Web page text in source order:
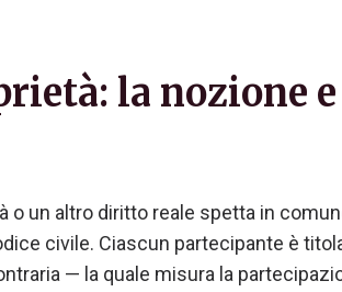
la nozione
o un altro diritto reale spetta in
civile. Ciascun partecipante è
— la quale misura la